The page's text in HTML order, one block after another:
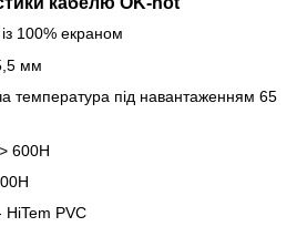
100% екраном
мм
температура під навантаженням 65
600H
HiTem PVC